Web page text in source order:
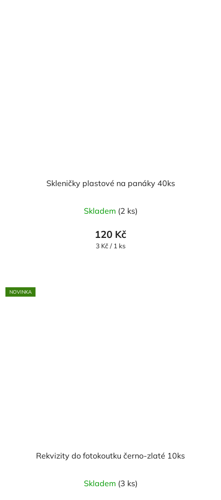
Skleničky plastové na panáky 40ks
Skladem (2 ks)
120 Kč
Měrná
3 Kč / 1 ks
NOVINKA
Rekvizity do fotokoutku černo-zlaté 10ks
Skladem (3 ks)